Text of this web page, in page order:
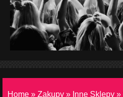
Home » Zakupy » Inne Sklepy »